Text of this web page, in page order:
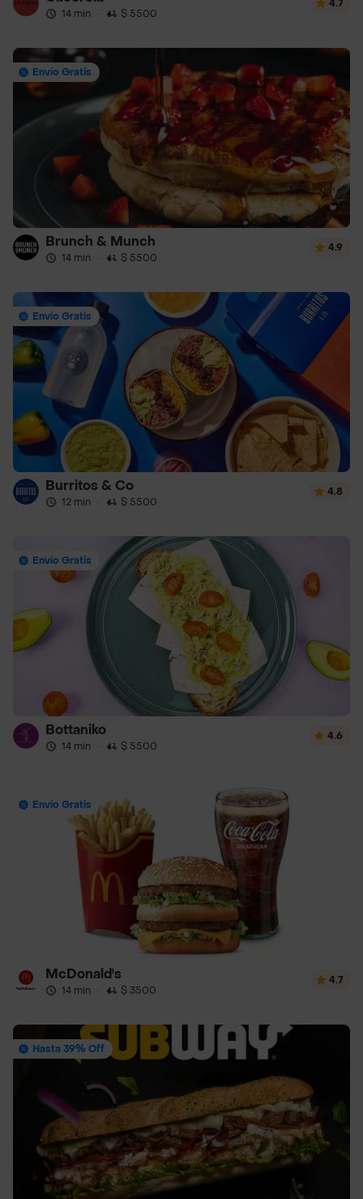
14 min · $ 5500
4.7
Envío Gratis
Brunch & Munch
14 min · $ 5500
4.9
Envío Gratis
Burritos & Co
12 min · $ 5500
4.8
Envío Gratis
Bottaniko
14 min · $ 5500
4.6
Envío Gratis
McDonald's
14 min · $ 3500
4.7
Hasta 39% Off